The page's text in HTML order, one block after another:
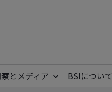
とメディア BSIについて